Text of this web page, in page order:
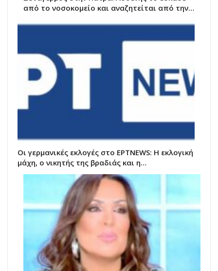
από το νοσοκομείο και αναζητείται από την…
Οι γερμανικές εκλογές στο ΕΡΤNEWS: Η εκλογική
μάχη, ο νικητής της βραδιάς και η…